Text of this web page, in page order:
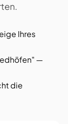
Ihres
—
die